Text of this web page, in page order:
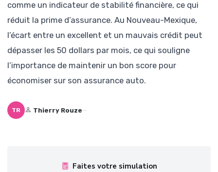
comme un indicateur de stabilité financière, ce qui
réduit la prime d’assurance. Au Nouveau-Mexique,
l’écart entre un excellent et un mauvais crédit peut
dépasser les 50 dollars par mois, ce qui souligne
l’importance de maintenir un bon score pour
économiser sur son assurance auto.
TR Thierry Rouze—
Faites votre simulation